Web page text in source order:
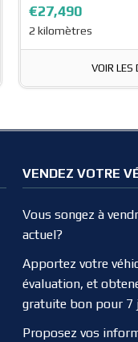
€27,490
2 kilomètres
VOIR LES
VENDEZ VOTRE
Vous songez à
actuel?
Apportez votre
évaluation, et
gratuite bon pour 7
Proposez vos